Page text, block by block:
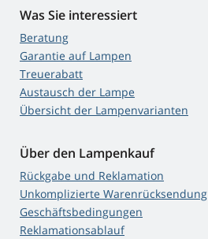
Was Sie interessiert
Beratung
Garantie auf Lampen
Treuerabatt
Austausch der Lampe
Übersicht der Lampenvarianten
Über den Lampenkauf
Rückgabe und Reklamation
Unkomplizierte Warenrücksendung
Geschäftsbedingungen
Reklamationsablauf